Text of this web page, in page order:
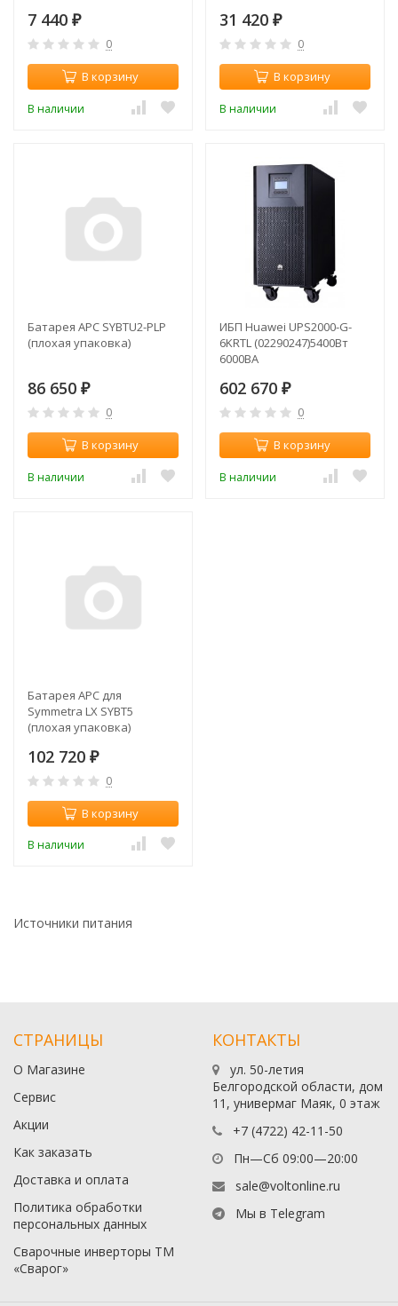
7 440 ₽
0
В корзину
В наличии
31 420 ₽
0
В корзину
В наличии
Батарея APC SYBTU2-PLP
(плохая упаковка)
86 650 ₽
0
В корзину
В наличии
ИБП Huawei UPS2000-G-
6KRTL (02290247)5400Вт
6000ВА
602 670 ₽
0
В корзину
В наличии
Батарея APC для
Symmetra LX SYBT5
(плохая упаковка)
102 720 ₽
0
В корзину
В наличии
Источники питания
СТРАНИЦЫ
О Магазине
Сервис
Акции
Как заказать
Доставка и оплата
Политика обработки
персональных данных
Сварочные инверторы ТМ
«Сварог»
КОНТАКТЫ
ул. 50-летия
Белгородской области, дом
11, универмаг Маяк, 0 этаж
+7 (4722) 42-11-50
Пн—Сб 09:00—20:00
sale@voltonline.ru
Мы в Telegram